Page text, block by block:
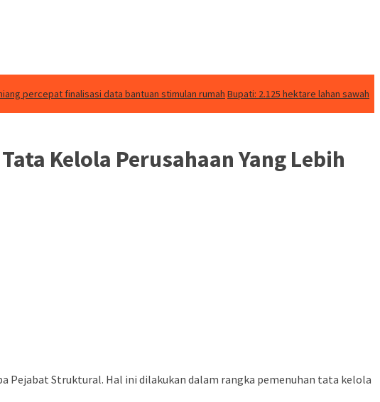
percepat finalisasi data bantuan stimulan rumah Bupati: 2.125 hektare lahan sawah
Kelola Perusahaan Yang Lebih
Pejabat Struktural. Hal ini dilakukan dalam rangka pemenuhan tata kelola